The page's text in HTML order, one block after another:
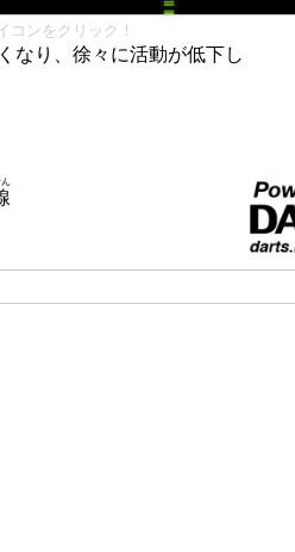
ンをクリック！
なり、徐々に活動が低下し
ん